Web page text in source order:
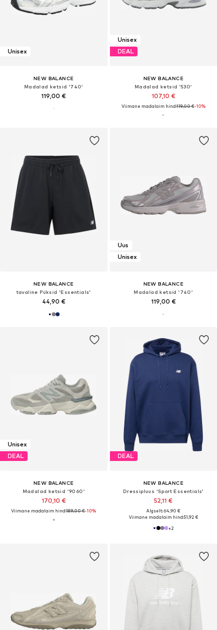
Unisex
NEW BALANCE
Madalad ketsid '740'
119,00 €
Unisex
DEAL
NEW BALANCE
Madalad ketsid '530'
107,10 €
Viimane madalaim hind:119,00 €-10%
NEW BALANCE
tavaline Püksid 'Essentials'
44,90 €
Uus
Unisex
NEW BALANCE
Madalad ketsid '740'
119,00 €
Unisex
DEAL
NEW BALANCE
Madalad ketsid '9060'
170,10 €
Viimane madalaim hind:189,00 €-10%
DEAL
NEW BALANCE
Dressipluus 'Sport Essentials'
52,11 €
Algselt: 64,90 €
Viimane madalaim hind:51,92 €
+2